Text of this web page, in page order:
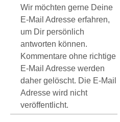
Wir möchten gerne Deine
E-Mail Adresse erfahren,
um Dir persönlich
antworten können.
Kommentare ohne richtige
E-Mail Adresse werden
daher gelöscht. Die E-Mail
Adresse wird nicht
veröffentlicht.